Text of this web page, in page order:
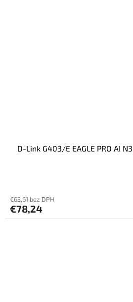
D-Link G403/E EAGLE PRO AI
€63,61 bez DPH
€78,24